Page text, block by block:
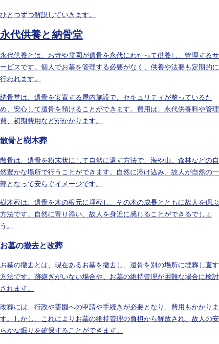
ひとつずつ解説していきます。
永代供養と納骨堂
永代供養とは、お寺や霊園が遺骨を永代にわたって供養し、管理するサ
ービスです。個人でお墓を管理する必要がなく、供養や法要も定期的に
行われます。
納骨堂は、遺骨を安置する屋内施設で、セキュリティが整っているた
め、安心して遺骨を預けることができます。費用は、永代供養料や管理
費、初期費用などがかかります。
散骨と樹木葬
散骨は、遺骨を粉末状にして自然に還す方法で、海や山、森林などの自
然豊かな場所で行うことができます。自然に溶け込み、故人が自然の一
部となって安らぐイメージです。
樹木葬は、遺骨を木の根元に埋葬し、その木の成長とともに故人を偲ぶ
方法です。自然に寄り添い、故人を身近に感じることができるでしょ
う。
お墓の撤去と改葬
お墓の撤去とは、現在あるお墓を撤去し、遺骨を別の場所に埋葬し直す
方法です。跡継ぎがいない場合や、お墓の維持管理が困難な場合に検討
されます。
改葬には、行政や霊園への申請や手続きが必要となり、費用もかかりま
す。しかし、これによりお墓の維持管理の負担から解放され、故人の安
らかな眠りを確保することができます。